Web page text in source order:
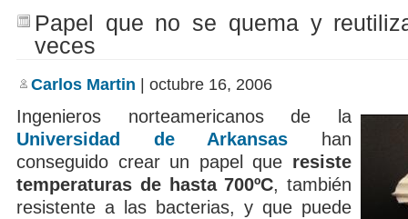
Papel que no se quema y
veces
Carlos Martin | octubre 16, 2006
Ingenieros norteamericanos de la
Universidad de Arkansas han
conseguido crear un papel que resiste
temperaturas de hasta 700ºC, también
resistente a las bacterias, y que puede